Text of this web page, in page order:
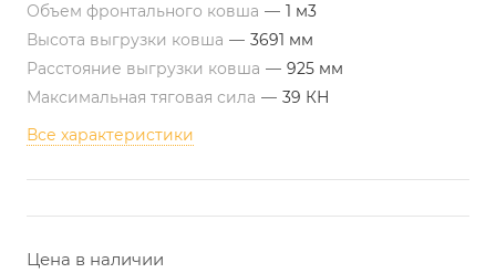
Объем фронтального ковша — 1 м3
Высота выгрузки ковша — 3691 мм
Расстояние выгрузки ковша — 925 мм
Максимальная тяговая сила — 39 КН
Все характеристики
Цена в наличии